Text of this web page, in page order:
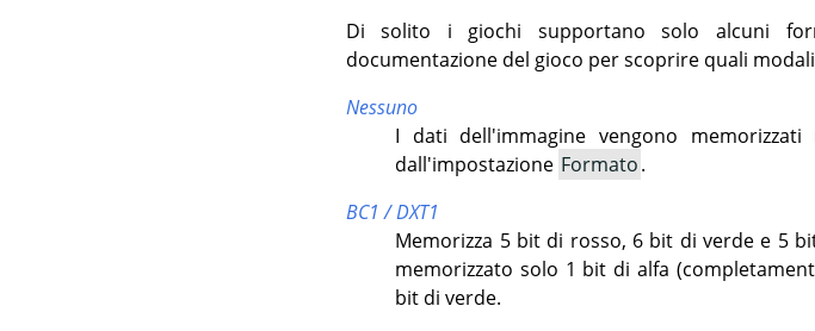
Di solito i giochi supportano solo alcuni
documentazione del gioco per scoprire quali
Nessuno
I dati dell'immagine vengono
dall'impostazione Formato.
BC1 / DXT1
Memorizza 5 bit di rosso, 6 bit di verde e 5
memorizzato solo 1 bit di alfa
bit di verde.